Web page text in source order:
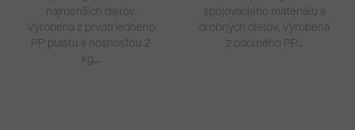
najmenších dielov.
Vyrobená z prvotriedneho
PP plastu s nosnosťou 2
kg,...
spojovacieho materiálu a
drobných dielov. Vyrobená
z odolného PP...